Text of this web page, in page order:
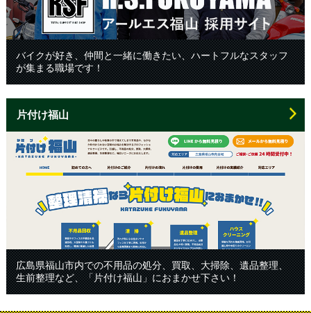
バイクが好き、仲間と一緒に働きたい、ハートフルなスタッフ
が集まる職場です！
片付け福山
広島県福山市内での不用品の処分、買取、大掃除、遺品整理、
生前整理など、「片付け福山」におまかせ下さい！